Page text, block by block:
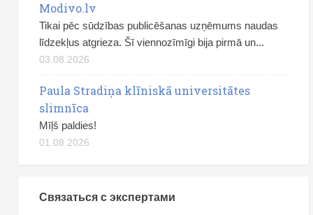
Modivo.lv
Tikai pēc sūdzības publicēšanas uzņēmums naudas
līdzekļus atgrieza. Šī viennozīmīgi bija pirmā un...
03.08.2026
Paula Stradiņa klīniskā universitātes
slimnīca
Mīļš paldies!
01.08.2026
Связаться с экспертами